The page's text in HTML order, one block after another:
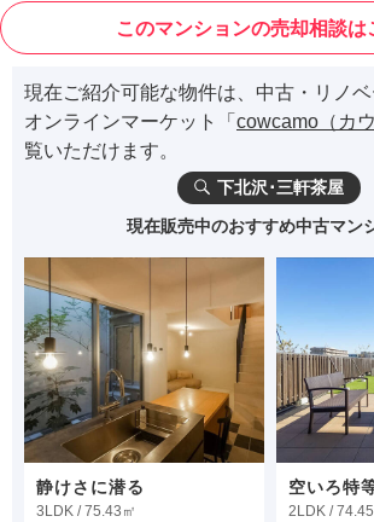
このマンションの売却相談は
現在ご紹介可能な物件は、中古・リノ
オンラインマーケット「 cowcamo（カウ
覧いただけます。
下北沢･三軒茶屋
現在販売中のおすすめ中古マン
静けさに潜る
3LDK / 75.43㎡
空いろ特
2LDK /